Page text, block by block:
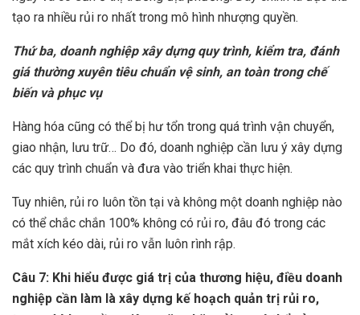
tạo ra nhiều rủi ro nhất trong mô hình nhượng quyền.
Thứ ba, doanh nghiệp xây dựng quy trình, kiểm tra, đánh
giá thường xuyên tiêu chuẩn vệ sinh, an toàn trong chế
biến và phục vụ
Hàng hóa cũng có thể bị hư tổn trong quá trình vận chuyển,
giao nhận, lưu trữ… Do đó, doanh nghiệp cần lưu ý xây dựng
các quy trình chuẩn và đưa vào triển khai thực hiện.
Tuy nhiên, rủi ro luôn tồn tại và không một doanh nghiệp nào
có thể chắc chắn 100% không có rủi ro, đâu đó trong các
mắt xích kéo dài, rủi ro vẫn luôn rình rập.
Câu 7: Khi hiểu được giá trị của thương hiệu, điều doanh
nghiệp cần làm là xây dựng kế hoạch quản trị rủi ro,